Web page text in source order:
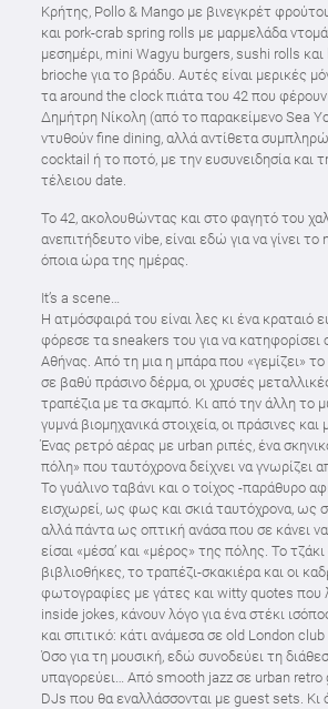
Κρήτης, Pollo & Mango με βινεγκρέτ
και pork-crab spring rolls με μαρμελάδα
μεσημέρι, mini Wagyu burgers, sushi rolls
brioche για το βράδυ. Αυτές είναι μερικές
τα around the clock πιάτα του 42 που
Δημήτρη Νίκολη (από το παρακείμενο Sea
ντυθούν fine dining, αλλά αντίθετα
cocktail ή το ποτό, με την ευσυνειδησία και
τέλειου date.
Το 42, ακολουθώντας και στο φαγητό του
ανεπιτήδευτο vibe, είναι εδώ για να γίνει το
όποια ώρα της ημέρας.
It’s a scene…
Η ατμόσφαιρά του είναι λες κι ένα κραταιό
φόρεσε τα sneakers του για να κατηφορίσει
Αθήνας. Από τη μια η μπάρα που «γεμίζει»
σε βαθύ πράσινο δέρμα, οι χρυσές
τραπέζια με τα σκαμπό. Κι από την άλλη το
γυμνά βιομηχανικά στοιχεία, οι πράσινες
Ένας ρετρό αέρας με urban ριπές, ένα
πόλη» που ταυτόχρονα δείχνει να γνωρίζει
Το γυάλινο ταβάνι και ο τοίχος -παράθυρο
εισχωρεί, ως φως και σκιά ταυτόχρονα, ως
αλλά πάντα ως οπτική ανάσα που σε κάνει
είσαι «μέσα’ και «μέρος» της πόλης. Το
βιβλιοθήκες, το τραπέζι-σκακιέρα και οι
φωτογραφίες με γάτες και witty quotes που
inside jokes, κάνουν λόγο για ένα στέκι
και σπιτικό: κάτι ανάμεσα σε old London club
Όσο για τη μουσική, εδώ συνοδεύει τη
υπαγορεύει… Από smooth jazz σε urban retro
DJs που θα εναλλάσσονται με guest sets. Κι